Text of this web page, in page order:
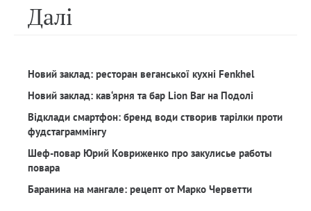
Далi
Новий заклад: ресторан веганської кухні Fenkhel
Новий заклад: кав‘ярня та бар Lion Bar на Подолі
Відклади смартфон: бренд води створив тарілки проти
фудстаграммінгу
Шеф-повар Юрий Ковриженко про закулисье работы
повара
Баранина на мангале: рецепт от Марко Черветти